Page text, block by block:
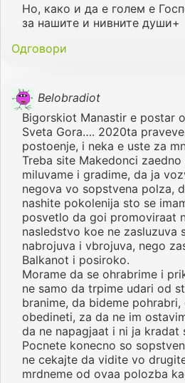
Но, како и да е голем е
за нашите и нивните души+
Одговори
Belobradiot
Bigorskiot Manastir e postar
Sveta Gora…. 2020ta
postoenje, i neka e uste za
Treba site Makedonci
miluvame i gradime, da ja
negova vo sopstvena polza,
nashite pokolenija sto se
posvetlo da goi promoviraat
nasledstvo koe ne zasluzuva
nabrojuva i vbrojuva, nego
Balkanot i posiroko.
Morame da se ohrabrime i
ne samo da trpime udari od
branime, da bideme
obedineti, za da ne im
da ne napagjaat i ni ja kradat
Pocnete konecno so
ne cekajte da vidite vo
mrdneme od ovaa polozba